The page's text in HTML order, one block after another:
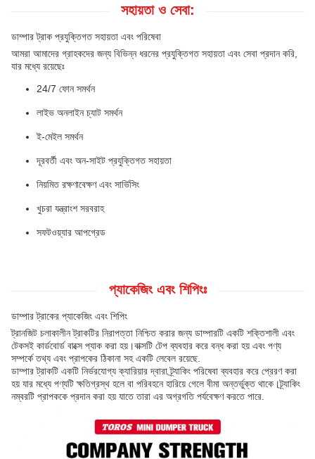
সহায়তা ও সেবা:
ডাম্পার ট্রাক প্রযুক্তিগত সহায়তা এবং পরিষেবা
আমরা আমাদের গ্রাহকদের জন্য বিভিন্ন ধরনের প্রযুক্তিগত সহায়তা এবং সেবা প্রদান করি,
যার মধ্যে রয়েছেঃ
24/7 ফোন সমর্থন
লাইভ অনলাইন চ্যাট সমর্থন
ই-মেইল সমর্থন
দূরবর্তী এবং অন-সাইট প্রযুক্তিগত সহায়তা
নিয়মিত রক্ষণাবেক্ষণ এবং সার্ভিসিং
খুচরা যন্ত্রাংশ সরবরাহ
সফটওয়্যার আপগ্রেড
প্যাকেজিং এবং শিপিংঃ
ডাম্পার ট্রাকের প্যাকেজিং এবং শিপিং
ট্রানজিট চলাকালীন ট্রাকটির নিরাপত্তা নিশ্চিত করার জন্য ডাম্পারটি একটি শক্তিশালী এবং
টেকসই কার্ডবোর্ড বাক্সে প্যাক করা হয়।বাক্সটি টেপ ব্যবহার করে বন্ধ করা হয় এবং পণ্য
সম্পর্কে তথ্য এবং প্রাপকের ঠিকানা সহ একটি লেবেল রয়েছে.
ডাম্পার ট্রাকটি একটি নির্ভরযোগ্য ক্যারিয়ার দ্বারা ট্র্যাকিং পরিষেবা ব্যবহার করে প্রেরণ করা
হয় যার মধ্যে পণ্যটি ক্ষতিগ্রস্থ হলে বা পরিবহনে হারিয়ে গেলে বীমা অন্তর্ভুক্ত থাকে।ট্র্যাকিং
নম্বরটি প্রাপককে প্রদান করা হয় যাতে তারা এর অগ্রগতি পর্যবেক্ষণ করতে পারে.